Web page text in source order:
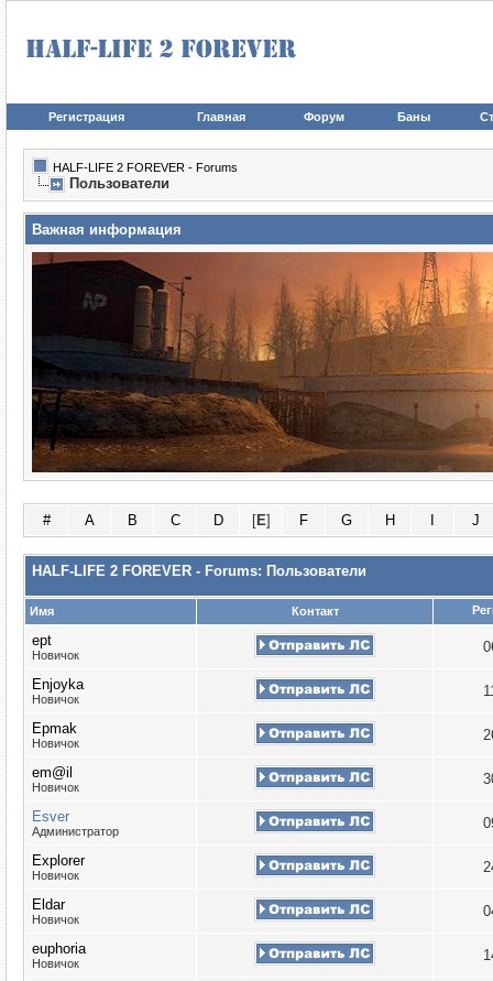
Регистрация Главная Форум Баны
HALF-LIFE 2 FOREVER - Forums
Пользователи
Важная информация
# A B C D [E] F G H J
HALF-LIFE 2 FOREVER - Forums: Пользователи
Имя Контакт
ept
Новичок
Enjoyka
Новичок
Epmak
Новичок
em@il
Новичок
Esver
Администратор
Explorer
Новичок
Eldar
Новичок
euphoria
Новичок